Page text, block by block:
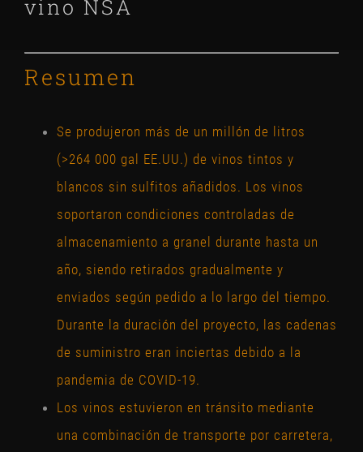
vino NSA
Resumen
Se produjeron más de un millón de litros
(>264 000 gal EE.UU.) de vinos tintos y
blancos sin sulfitos añadidos. Los vinos
soportaron condiciones controladas de
almacenamiento a granel durante hasta un
año, siendo retirados gradualmente y
enviados según pedido a lo largo del tiempo.
Durante la duración del proyecto, las cadenas
de suministro eran inciertas debido a la
pandemia de COVID-19.
Los vinos estuvieron en tránsito mediante
una combinación de transporte por carretera,